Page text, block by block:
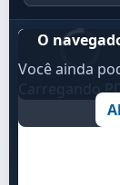
Carregando
O
Você ainda